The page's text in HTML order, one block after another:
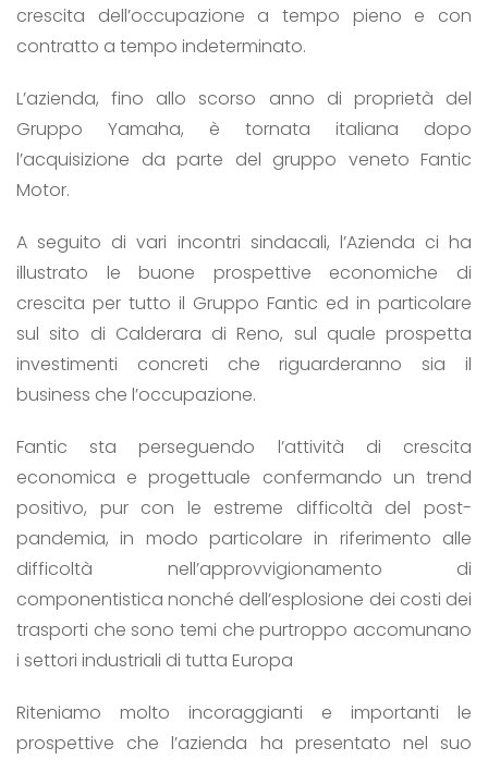
crescita dell’occupazione a tempo pieno e con
contratto a tempo indeterminato.
L’azienda, fino allo scorso anno di proprietà del
Gruppo Yamaha, è tornata italiana dopo
l’acquisizione da parte del gruppo veneto Fantic
Motor.
A seguito di vari incontri sindacali, l’Azienda ci ha
illustrato le buone prospettive economiche di
crescita per tutto il Gruppo Fantic ed in particolare
sul sito di Calderara di Reno, sul quale prospetta
investimenti concreti che riguarderanno sia il
business che l’occupazione.
Fantic sta perseguendo l’attività di crescita
economica e progettuale confermando un trend
positivo, pur con le estreme difficoltà del post-
pandemia, in modo particolare in riferimento alle
difficoltà nell’approvvigionamento di
componentistica nonché dell’esplosione dei costi dei
trasporti che sono temi che purtroppo accomunano
i settori industriali di tutta Europa
Riteniamo molto incoraggianti e importanti le
prospettive che l’azienda ha presentato nel suo